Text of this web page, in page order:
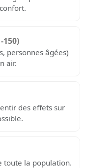
150)
personnes âgées)
air.
des effets sur
toute la population.